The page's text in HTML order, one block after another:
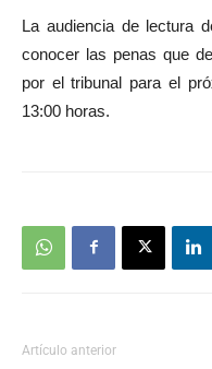
La audiencia de lectura
conocer las penas que
por el tribunal para el
13:00 horas.
Artículo anterior